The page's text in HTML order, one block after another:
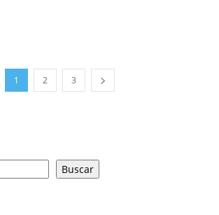
1 2 3
Buscar